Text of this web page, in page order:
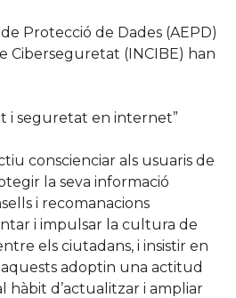
de Protecció de Dades (AEPD)
Ciberseguretat (INCIBE) han
i seguretat en internet”
conscienciar als usuaris de
la seva informació
i recomanacions
i impulsar la cultura de
els ciutadans, i insistir en
adoptin una actitud
hàbit d’actualitzar i ampliar